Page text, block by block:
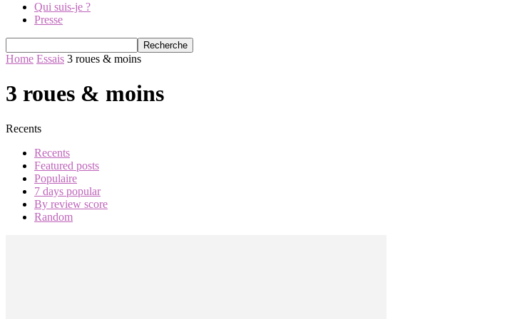
Qui suis-je ?
Presse
Home Essais 3 roues & moins
3 roues & moins
Recents
Recents
Featured posts
Populaire
7 days popular
By review score
Random